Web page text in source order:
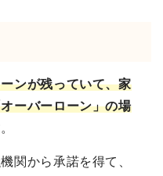
ンが残っていて、家
ーバーローン」の場
関から承諾を得て、